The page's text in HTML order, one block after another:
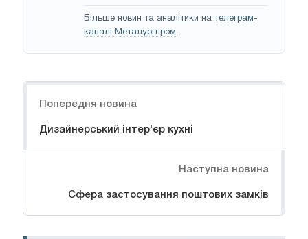
Більше новин та аналітики на телеграм-
каналі Металургпром.
Попередня новина
Дизайнерський інтер'єр кухні
Наступна новина
Сфера застосування поштових замків